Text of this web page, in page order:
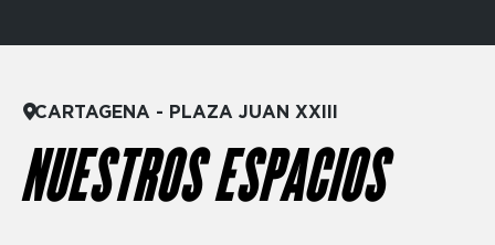
CARTAGENA - PLAZA JUAN XXIII
NUESTROS ESPACIOS